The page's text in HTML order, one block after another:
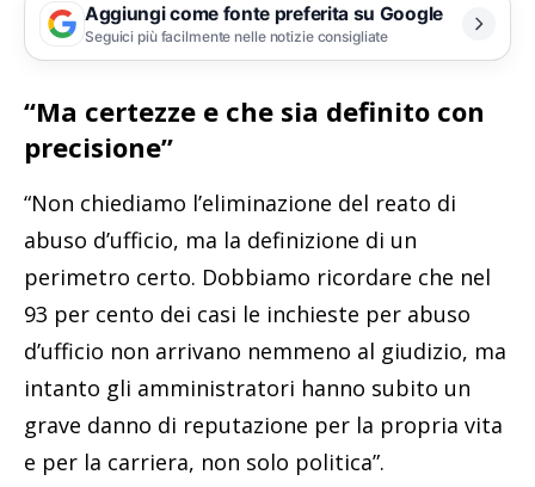
Aggiungi come fonte preferita su Google
Seguici più facilmente nelle notizie consigliate
“Ma certezze e che sia definito con
precisione”
“Non chiediamo l’eliminazione del reato di
abuso d’ufficio, ma la definizione di un
perimetro certo. Dobbiamo ricordare che nel
93 per cento dei casi le inchieste per abuso
d’ufficio non arrivano nemmeno al giudizio, ma
intanto gli amministratori hanno subito un
grave danno di reputazione per la propria vita
e per la carriera, non solo politica”.